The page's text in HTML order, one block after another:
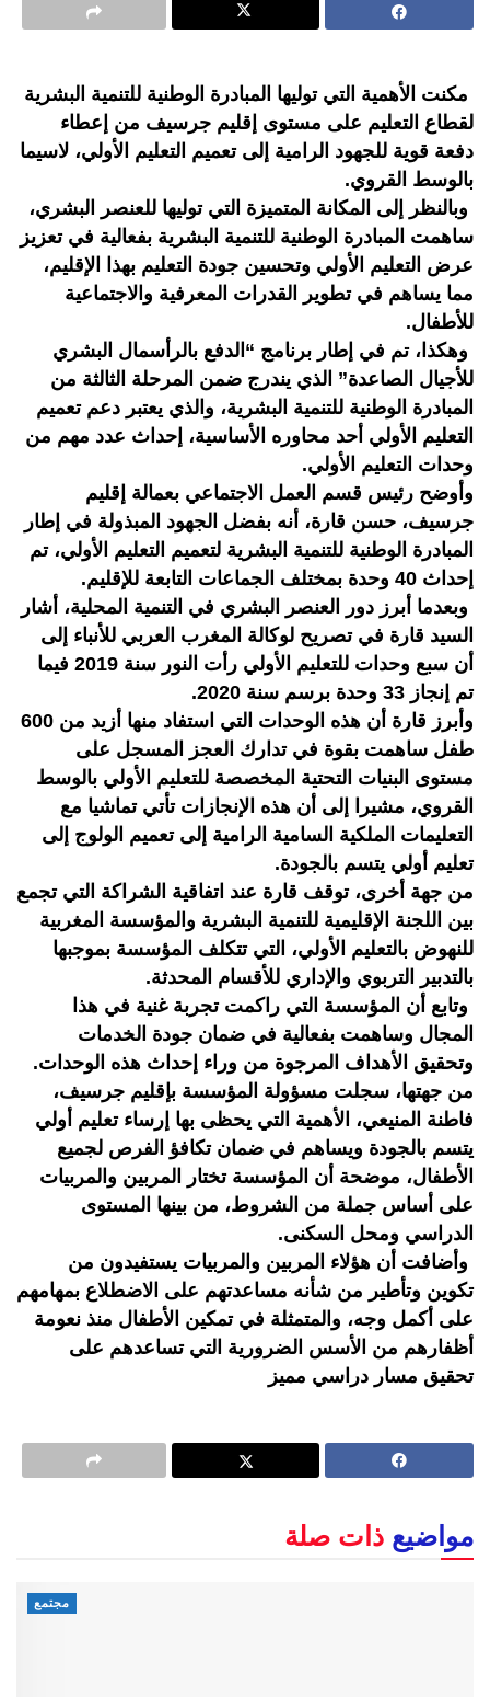
مكنت الأهمية التي توليها المبادرة الوطنية للتنمية البشرية
لقطاع التعليم على مستوى إقليم جرسيف من إعطاء
دفعة قوية للجهود الرامية إلى تعميم التعليم الأولي، لاسيما
بالوسط القروي.
وبالنظر إلى المكانة المتميزة التي توليها للعنصر البشري،
ساهمت المبادرة الوطنية للتنمية البشرية بفعالية في تعزيز
عرض التعليم الأولي وتحسين جودة التعليم بهذا الإقليم،
مما يساهم في تطوير القدرات المعرفية والاجتماعية
للأطفال.
وهكذا، تم في إطار برنامج “الدفع بالرأسمال البشري
للأجيال الصاعدة” الذي يندرج ضمن المرحلة الثالثة من
المبادرة الوطنية للتنمية البشرية، والذي يعتبر دعم تعميم
التعليم الأولي أحد محاوره الأساسية، إحداث عدد مهم من
وحدات التعليم الأولي.
وأوضح رئيس قسم العمل الاجتماعي بعمالة إقليم
جرسيف، حسن قارة، أنه بفضل الجهود المبذولة في إطار
المبادرة الوطنية للتنمية البشرية لتعميم التعليم الأولي، تم
إحداث 40 وحدة بمختلف الجماعات التابعة للإقليم.
وبعدما أبرز دور العنصر البشري في التنمية المحلية، أشار
السيد قارة في تصريح لوكالة المغرب العربي للأنباء إلى
أن سبع وحدات للتعليم الأولي رأت النور سنة 2019 فيما
تم إنجاز 33 وحدة برسم سنة 2020.
وأبرز قارة أن هذه الوحدات التي استفاد منها أزيد من 600
طفل ساهمت بقوة في تدارك العجز المسجل على
مستوى البنيات التحتية المخصصة للتعليم الأولي بالوسط
القروي، مشيرا إلى أن هذه الإنجازات تأتي تماشيا مع
التعليمات الملكية السامية الرامية إلى تعميم الولوج إلى
تعليم أولي يتسم بالجودة.
من جهة أخرى، توقف قارة عند اتفاقية الشراكة التي تجمع
بين اللجنة الإقليمية للتنمية البشرية والمؤسسة المغربية
للنهوض بالتعليم الأولي، التي تتكلف المؤسسة بموجبها
بالتدبير التربوي والإداري للأقسام المحدثة.
وتابع أن المؤسسة التي راكمت تجربة غنية في هذا
المجال وساهمت بفعالية في ضمان جودة الخدمات
وتحقيق الأهداف المرجوة من وراء إحداث هذه الوحدات.
من جهتها، سجلت مسؤولة المؤسسة بإقليم جرسيف،
فاطنة المنيعي، الأهمية التي يحظى بها إرساء تعليم أولي
يتسم بالجودة ويساهم في ضمان تكافؤ الفرص لجميع
الأطفال، موضحة أن المؤسسة تختار المربين والمربيات
على أساس جملة من الشروط، من بينها المستوى
الدراسي ومحل السكنى.
وأضافت أن هؤلاء المربين والمربيات يستفيدون من
تكوين وتأطير من شأنه مساعدتهم على الاضطلاع بمهامهم
على أكمل وجه، والمتمثلة في تمكين الأطفال منذ نعومة
أظفارهم من الأسس الضرورية التي تساعدهم على
تحقيق مسار دراسي مميز
مواضيع ذات صلة
مجتمع